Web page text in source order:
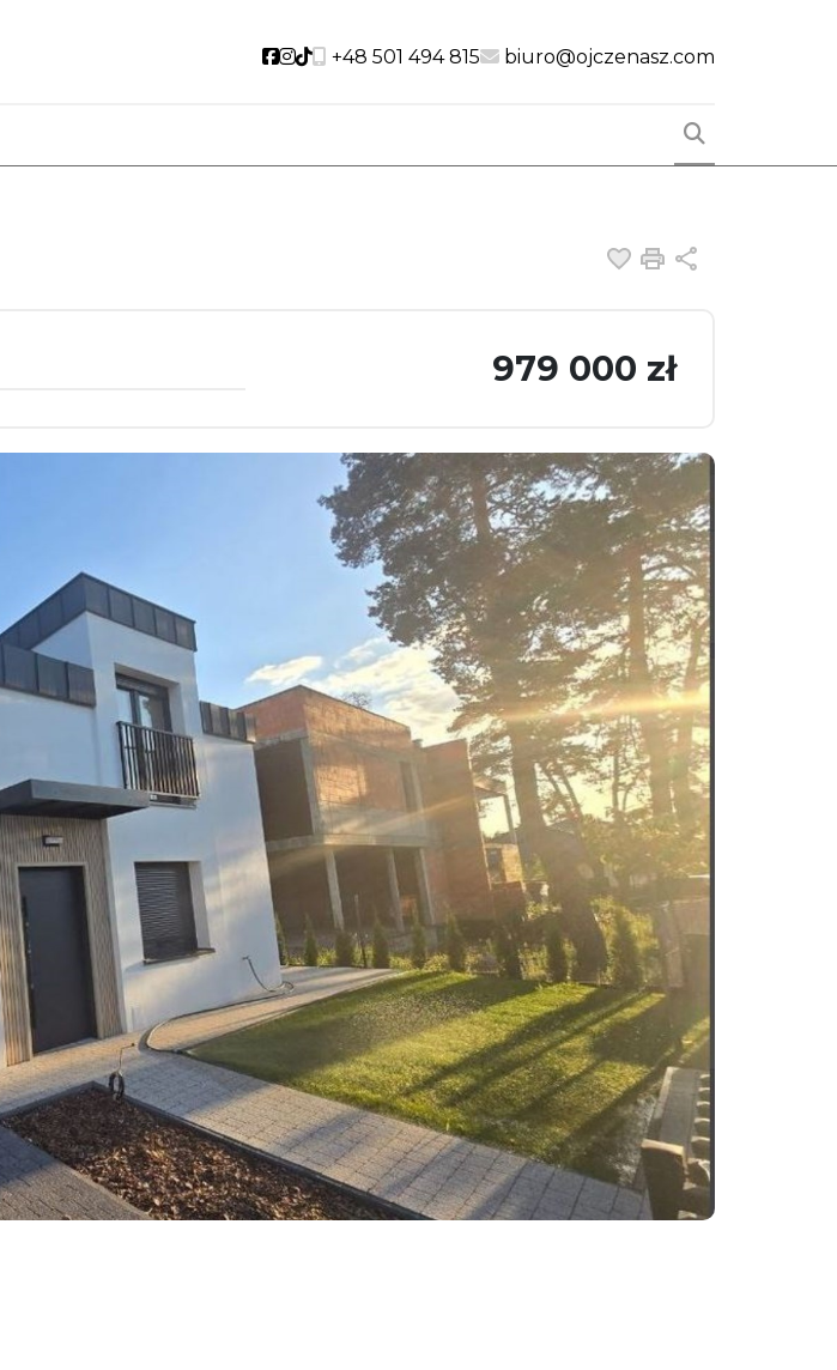
Social link
Social link
Social link
+48 501 494 815 biuro@ojczenasz.com
Dodaj do
Drukuj
979 000 zł